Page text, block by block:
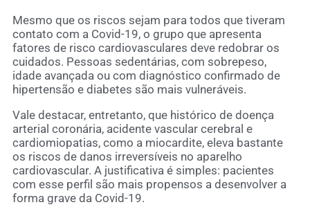
Mesmo que os riscos sejam para todos que tiveram
contato com a Covid-19, o grupo que apresenta
fatores de risco cardiovasculares deve redobrar os
cuidados. Pessoas sedentárias, com sobrepeso,
idade avançada ou com diagnóstico confirmado de
hipertensão e diabetes são mais vulneráveis.
Vale destacar, entretanto, que histórico de doença
arterial coronária, acidente vascular cerebral e
cardiomiopatias, como a miocardite, eleva bastante
os riscos de danos irreversíveis no aparelho
cardiovascular. A justificativa é simples: pacientes
com esse perfil são mais propensos a desenvolver a
forma grave da Covid-19.